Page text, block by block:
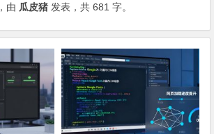
，由 瓜皮猪 发表，共 681 字。